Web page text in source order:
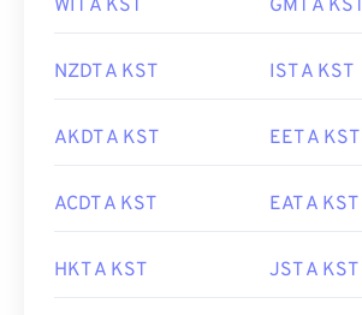
WIT A KST GMT A KST
NZDT A KST IST A KST
AKDT A KST EET A KST
ACDT A KST EAT A KST
HKT A KST JST A KST